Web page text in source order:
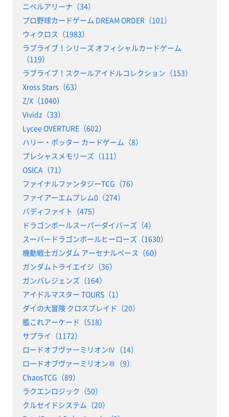
ニベルアリーナ（34）
プロ野球カードゲーム DREAM ORDER（101）
ウィクロス（1983）
ラブライブ！シリーズ オフィシャルカードゲーム
（119）
ラブライブ！スクールアイドルコレクション（153）
Xross Stars（63）
Z/X（1040）
Vividz（33）
Lycee OVERTURE（602）
ハリー・ポッター カードゲーム（8）
プレシャスメモリーズ（111）
OSICA（71）
ファイナルファンタジーTCG（76）
ファイアーエムブレム0（274）
バディファイト（475）
ドラゴンボールスーパーダイバーズ（4）
スーパードラゴンボールヒーローズ（1630）
機動戦士ガンダム アーセナルベース（60）
ガンダムトライエイジ（36）
ガンバレジェンズ（164）
アイドルマスター TOURS（1）
ダイの大冒険 クロスブレイド（20）
艦これアーケード（518）
サプライ（1172）
ロードオブヴァーミリオンⅣ（14）
ロードオブヴァーミリオンⅢ（9）
ChaosTCG（89）
ラクエンロジック（50）
クルセイドシステム（20）